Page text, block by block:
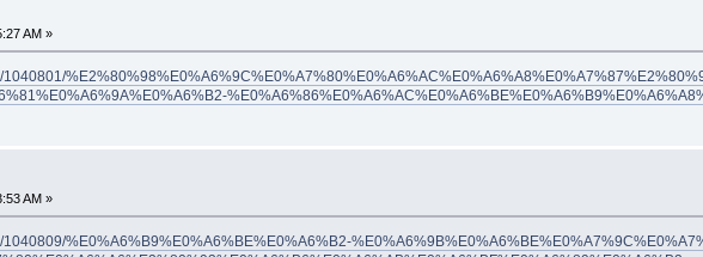
AM »
1040801/
AM »
%E0%A6%B9%E0%A6%BE%E0%A6%B2-